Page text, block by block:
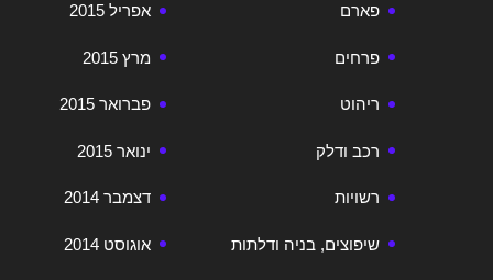
אפריל 2015
מרץ 2015
פברואר 2015
ינואר 2015
דצמבר 2014
אוגוסט 2014
פארם
פרחים
ריהוט
רכב ודלק
רשויות
שיפוצים, בניה ודלתות